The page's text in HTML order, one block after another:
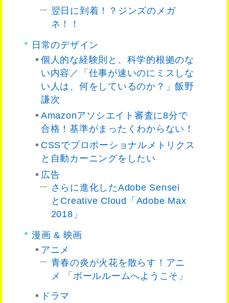
翌日に到着！？ジンズのメガ
ネ！！
日常のデザイン
個人的な経験則と、科学的根拠のな
い内容／「仕事が速いのにミスしな
い人は、何をしているのか？」飯野
謙次
Amazonアソシエイト審査に8分で
合格！基準がまったくわからない！
CSSでプロポーショナルメトリクス
と自動カーニングをしたい
広告
さらに進化したAdobe Sensei
とCreative Cloud「Adobe Max
2018」
漫画 & 映画
アニメ
青春の炎が火花を散らす！アニ
メ 「ボールルームへようこそ」
ドラマ